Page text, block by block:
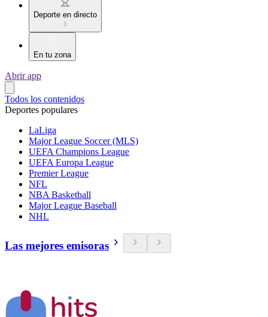
Deporte en directo
En tu zona
Abrir app
Todos los contenidos
Deportes populares
LaLiga
Major League Soccer (MLS)
UEFA Champions League
UEFA Europa League
Premier League
NFL
NBA Basketball
Major League Baseball
NHL
Las mejores emisoras